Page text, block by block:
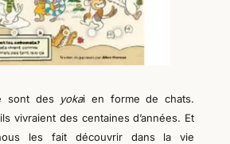
sont des yokai en forme de chats.
vivraient des centaines d’années. Et
les fait découvrir dans la vie